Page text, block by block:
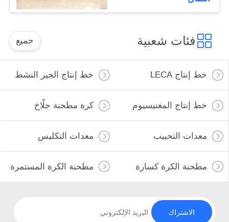
فئات شعبية جميع
خط إنتاج LECA خط إنتاج الجير النشط
خط إنتاج المغنيسيوم كرة مطحنة جلّاخ
معدات التحبيب معدات التكليس
مطحنة الكرة كسارة مطحنة الكرة المستمرة
الاشتراك